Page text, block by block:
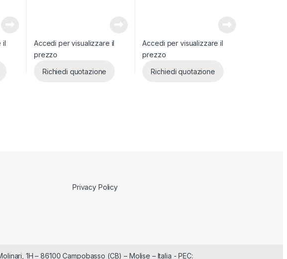
il
Accedi per visualizzare il
prezzo
Richiedi quotazione
Accedi per visualizzare il
prezzo
Richiedi quotazione
Privacy Policy
1H – 86100 Campobasso (CB) – Molise – Italia - PEC: